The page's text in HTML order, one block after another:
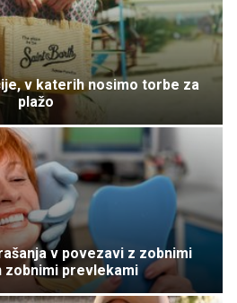
v katerih nosimo torbe za
plažo
v povezavi z zobnimi
zobnimi prevlekami